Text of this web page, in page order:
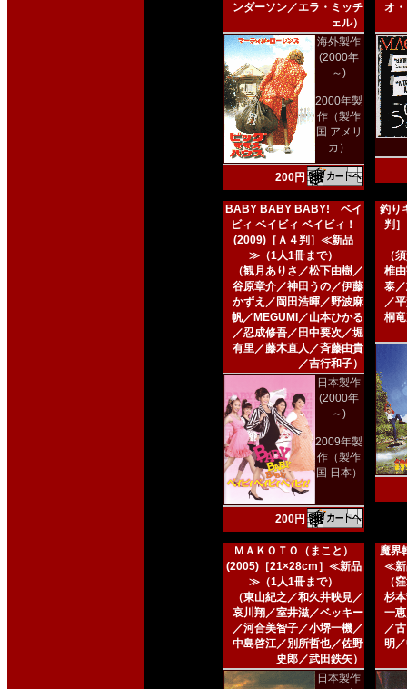
ンダーソン／エラ・ミッチ
ェル）
海外製作
(2000年
～)
2000年製
作（製作
国 アメリ
カ）
200円
オ
BABY BABY BABY! ベイ
ビィ ベイビィ ベイビィ！
(2009)［Ａ４判］≪新品
≫（1人1冊まで）
（観月ありさ／松下由樹／
谷原章介／神田うの／伊藤
かずえ／岡田浩暉／野波麻
帆／MEGUMI／山本ひかる
／忍成修吾／田中要次／堀
有里／藤木直人／斉藤由貴
／吉行和子）
日本製作
(2000年
～)
2009年製
作（製作
国 日本）
200円
釣り
判
（
椎
泰
／
桐
ＭＡＫＯＴＯ（まこと）
(2005)［21×28cm］≪新品
≫（1人1冊まで）
（東山紀之／和久井映見／
哀川翔／室井滋／ベッキー
／河合美智子／小堺一機／
中島啓江／別所哲也／佐野
史郎／武田鉄矢）
日本製作
魔界
≪新
（
杉
一
／
明